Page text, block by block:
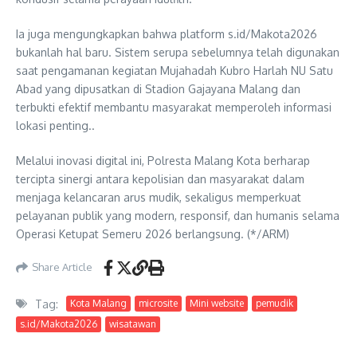
Ia juga mengungkapkan bahwa platform s.id/Makota2026
bukanlah hal baru. Sistem serupa sebelumnya telah digunakan
saat pengamanan kegiatan Mujahadah Kubro Harlah NU Satu
Abad yang dipusatkan di Stadion Gajayana Malang dan
terbukti efektif membantu masyarakat memperoleh informasi
lokasi penting..
Melalui inovasi digital ini, Polresta Malang Kota berharap
tercipta sinergi antara kepolisian dan masyarakat dalam
menjaga kelancaran arus mudik, sekaligus memperkuat
pelayanan publik yang modern, responsif, dan humanis selama
Operasi Ketupat Semeru 2026 berlangsung. (*/ARM)
Share Article
Tag: Kota Malang microsite Mini website
pemudik
s.id/Makota2026
wisatawan